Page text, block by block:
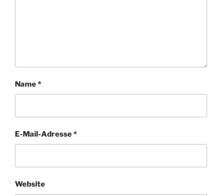
Name*
E-Mail-Adresse*
Website